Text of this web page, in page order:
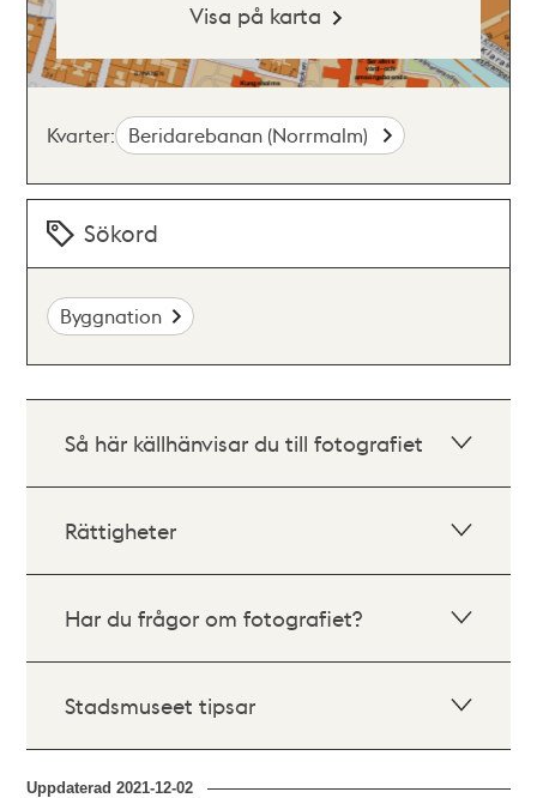
Visa på karta
Kvarter: Beridarebanan (Norrmalm)
Sökord
Byggnation
Så här källhänvisar du till fotografiet
Rättigheter
Har du frågor om fotografiet?
Stadsmuseet tipsar
Uppdaterad2021-12-02